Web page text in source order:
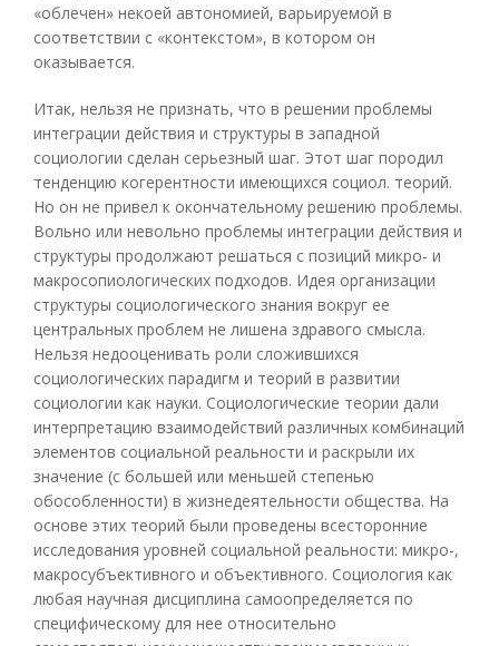
«облечен» некоей автономией, варьируемой в
соответствии с «контекстом», в котором он
оказывается.
Итак, нельзя не признать, что в решении проблемы
интеграции действия и структуры в западной
социологии сделан серьезный шаг. Этот шаг породил
тенденцию когерентности имеющихся социол. теорий.
Но он не привел к окончательному решению проблемы.
Вольно или невольно проблемы интеграции действия и
структуры продолжают решаться с позиций микро- и
макросопиологических подходов. Идея организации
структуры социологического знания вокруг ее
центральных проблем не лишена здравого смысла.
Нельзя недооценивать роли сложившихся
социологических парадигм и теорий в развитии
социологии как науки. Социологические теории дали
интерпретацию взаимодействий различных комбинаций
элементов социальной реальности и раскрыли их
значение (с большей или меньшей степенью
обособленности) в жизнедеятельности общества. На
основе этих теорий были проведены всесторонние
исследования уровней социальной реальности: микро-,
макросубъективного и объективного. Социология как
любая научная дисциплина самоопределяется по
специфическому для нее относительно